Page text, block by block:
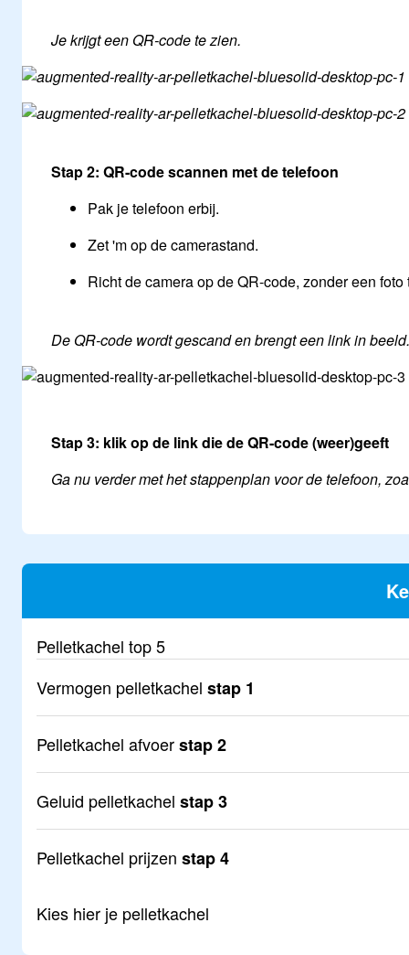
Je krijgt een QR-code te zien.
Stap 2: QR-code scannen met de telefoon
Pak je telefoon erbij.
Zet 'm op de camerastand.
Richt de camera op de QR-code, zonder een
De QR-code wordt gescand en brengt een link in beeld.
Stap 3: klik op de link die de QR-code (weer)geeft
Ga nu verder met het stappenplan voor de telefoon,
Pelletkachel top 5
Vermogen pelletkachel stap 1
Pelletkachel afvoerstap 2
Geluid pelletkachel stap 3
Pelletkachel prijzen stap 4
Kies hier je pelletkachel